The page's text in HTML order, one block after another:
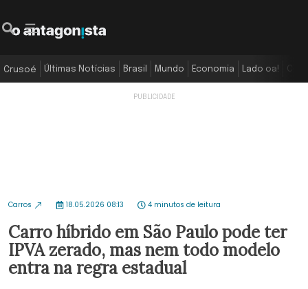
Crusoé Últimas Notícias Brasil Mundo Economia Lado oa!
Carros 18.05.2026 08:13 4 minutos de leitura
Carro híbrido em São Paulo pode ter
IPVA zerado, mas nem todo modelo
entra na regra estadual